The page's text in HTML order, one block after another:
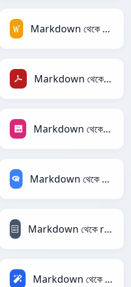
Markdown থেকে MediaWiki
Markdown থেকে PDF
Markdown থেকে PNG
Markdown থেকে RDataFrame
Markdown থেকে reStructuredText
Markdown থেকে Magic